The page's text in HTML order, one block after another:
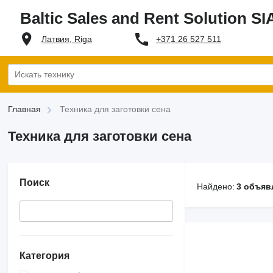
Baltic Sales and Rent Solution
Латвия, Riga +371 26 527 511
Главная Техника для заготовки сена
Техника для заготовки сена
Поиск
Категория
Найдено: 3